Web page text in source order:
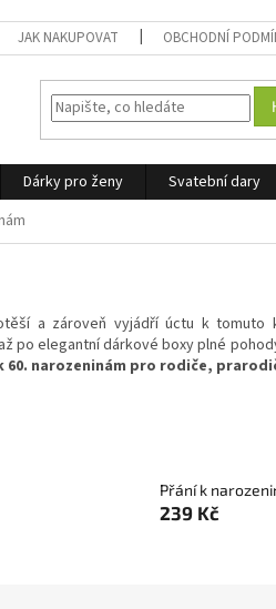
JAK NAKUPOVAT OBCHODNÍ
Dárky pro ženy Svatební dary
a zároveň vyjádří úctu k tomuto
po elegantní dárkové boxy plné
60. narozeninám pro rodiče,
Přání k
239 Kč